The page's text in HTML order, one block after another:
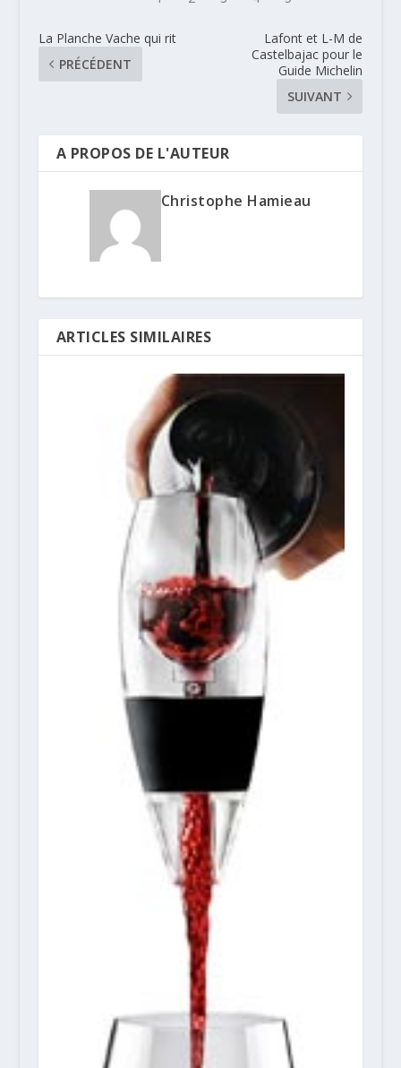
La Planche Vache qui rit
PRÉCÉDENT
Lafont et L-M de
Castelbajac pour le
Guide Michelin
SUIVANT
A PROPOS DE L'AUTEUR
Christophe Hamieau
ARTICLES SIMILAIRES